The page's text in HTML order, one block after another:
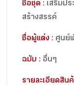
ชื่อชุด :
สร้างสรรค์
ชื่อผู้แต่ง : ศูนย์
ฉบับ : อื่นๆ
รายละเอียดสิน